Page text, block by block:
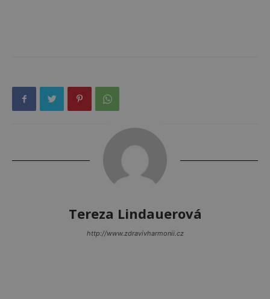
Tereza Lindauerová
http://www.zdravivharmonii.cz